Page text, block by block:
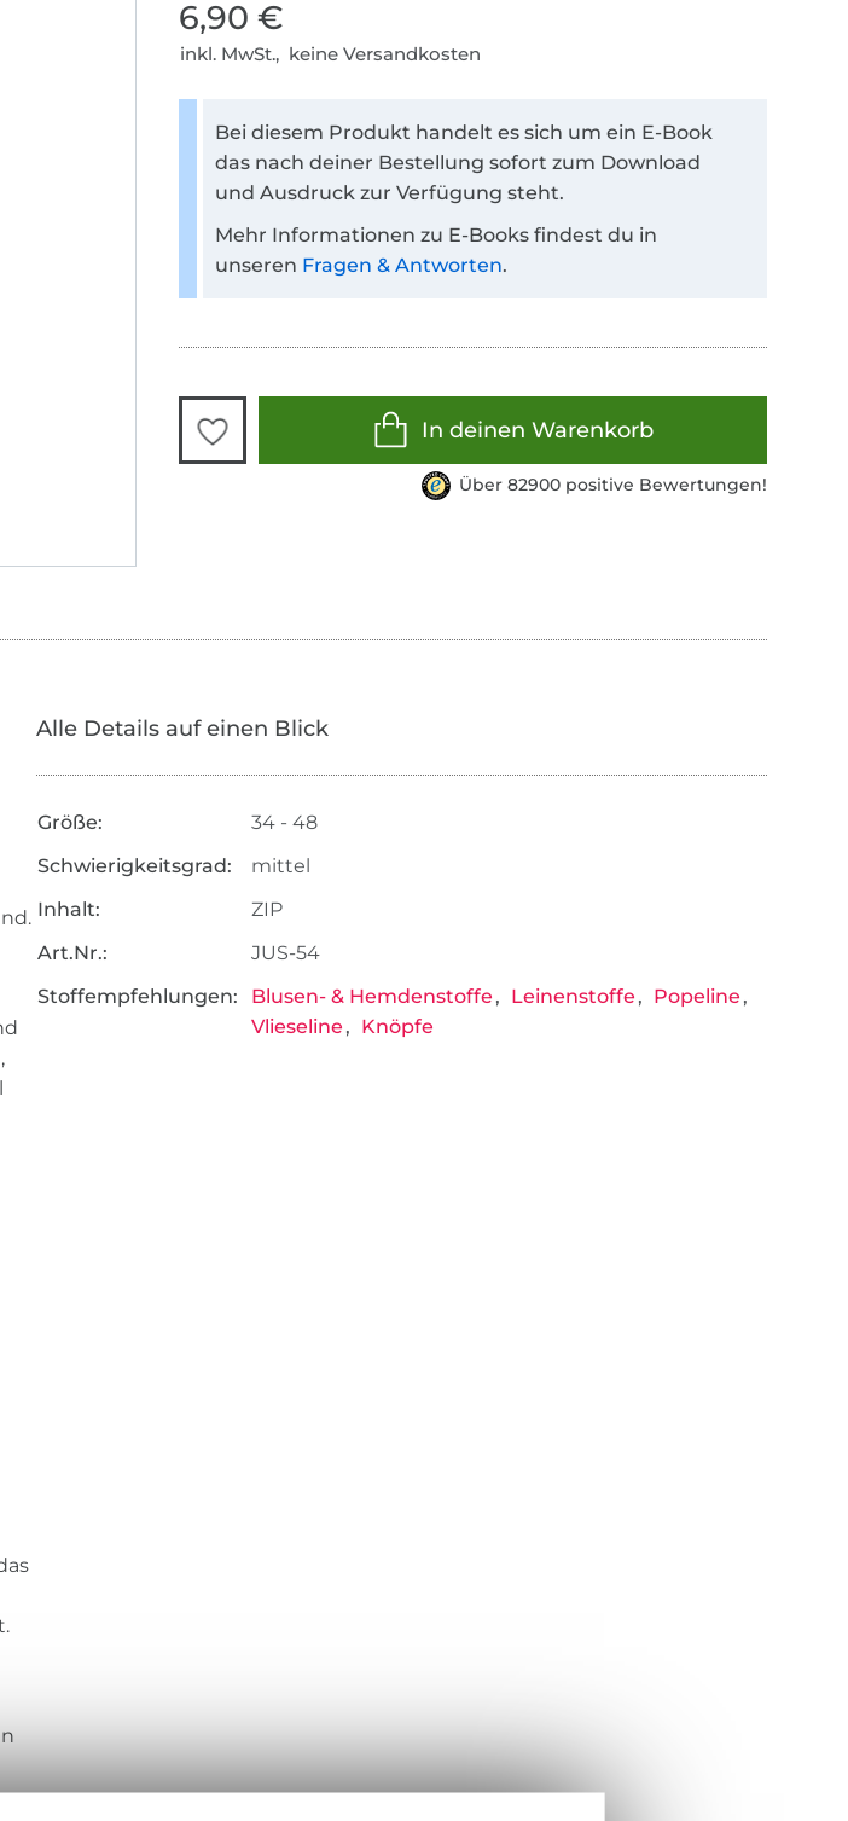
6,90 €
inkl. MwSt., keine Versandkosten
Bei diesem Produkt handelt es sich um ein E-Book
das nach deiner Bestellung sofort zum Download
und Ausdruck zur Verfügung steht.
Mehr Informationen zu E-Books findest du in
unseren Fragen & Antworten.
In deinen Warenkorb
Über 82900 positive Bewertungen!
Alle Details auf einen Blick
Größe:
34 - 48
Schwierigkeitsgrad:
mittel
Inhalt:
ZIP
Art.Nr.:
JUS-54
Stoffempfehlungen:
Blusen- & Hemdenstoffe Leinenstoffe
Popeline
Vlieseline
Knöpfe